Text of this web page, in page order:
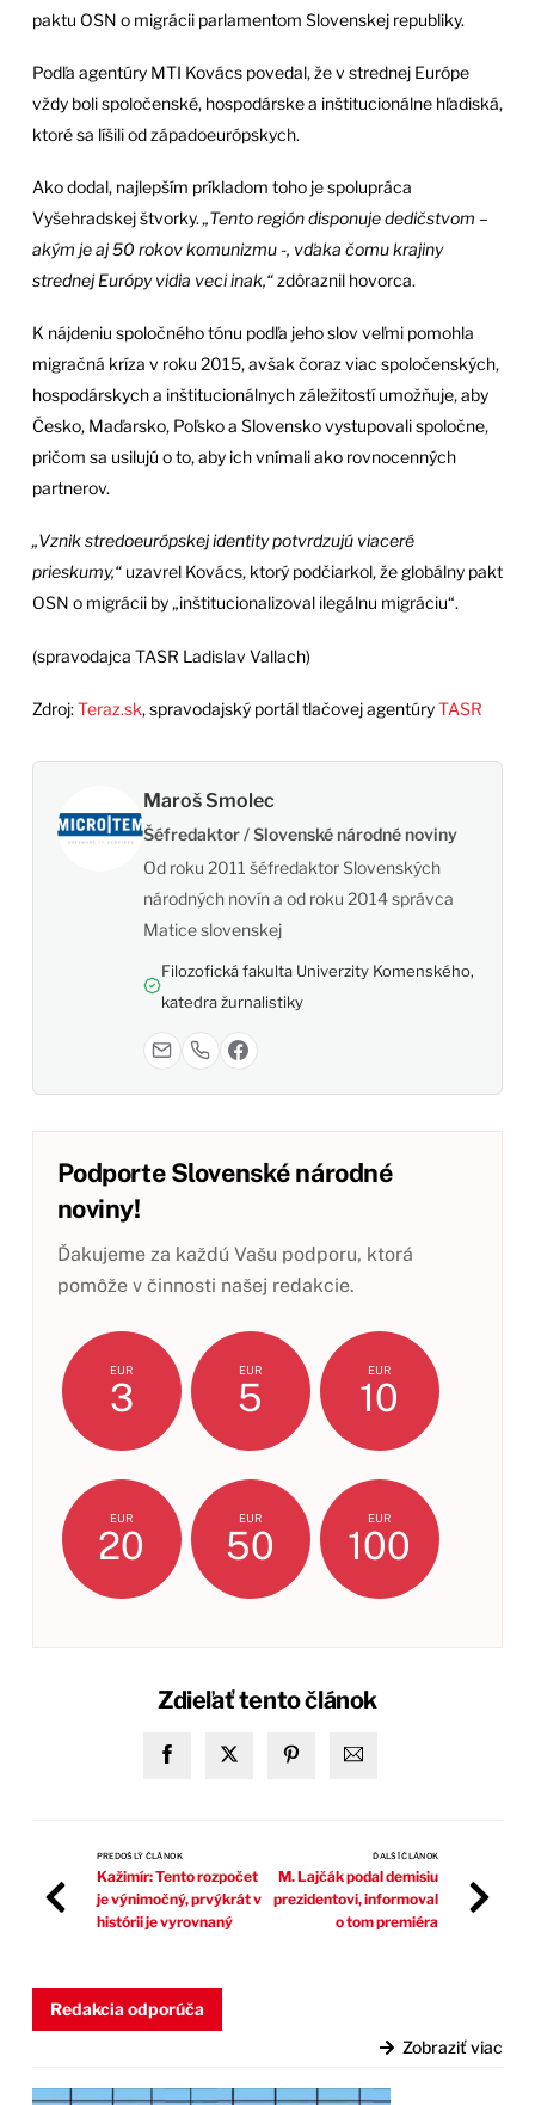
paktu OSN o migrácii parlamentom Slovenskej republiky.
Podľa agentúry MTI Kovács povedal, že v strednej Európe
vždy boli spoločenské, hospodárske a inštitucionálne hľadiská,
ktoré sa líšili od západoeurópskych.
Ako dodal, najlepším príkladom toho je spolupráca
Vyšehradskej štvorky. „Tento región disponuje dedičstvom –
akým je aj 50 rokov komunizmu -, vďaka čomu krajiny
strednej Európy vidia veci inak,“zdôraznil hovorca.
K nájdeniu spoločného tónu podľa jeho slov veľmi pomohla
migračná kríza v roku 2015, avšak čoraz viac spoločenských,
hospodárskych a inštitucionálnych záležitostí umožňuje, aby
Česko, Maďarsko, Poľsko a Slovensko vystupovali spoločne,
pričom sa usilujú o to, aby ich vnímali ako rovnocenných
partnerov.
„Vznik stredoeurópskej identity potvrdzujú viaceré
prieskumy,“ uzavrel Kovács, ktorý podčiarkol, že globálny pakt
OSN o migrácii by „inštitucionalizoval ilegálnu migráciu“.
(spravodajca TASR Ladislav Vallach)
Zdroj:Teraz.sk, spravodajský portál tlačovej agentúryTASR
Maroš Smolec
Šéfredaktor / Slovenské národné noviny
Od roku 2011 šéfredaktor Slovenských
národných novín a od roku 2014 správca
Matice slovenskej
Filozofická fakulta Univerzity Komenského,
katedra žurnalistiky
Podporte Slovenské národné
noviny!
Ďakujeme za každú Vašu podporu, ktorá
pomôže v činnosti našej redakcie.
EUR
3
EUR
5
EUR
10
EUR
20
EUR
50
EUR
100
Zdieľať tento článok
PREDOŠLÝ ČLÁNOK
Kažimír: Tento rozpočet
je výnimočný, prvýkrát v
histórii je vyrovnaný
ĎALŠÍ ČLÁNOK
M. Lajčák podal demisiu
prezidentovi, informoval
o tom premiéra
Redakcia odporúča
Zobraziť viac